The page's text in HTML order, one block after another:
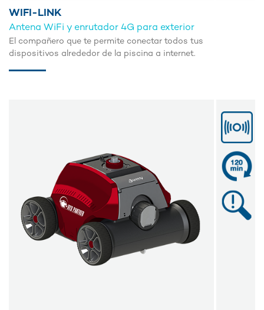
WIFI-LINK
Antena WiFi y enrutador 4G para exterior
El compañero que te permite conectar todos tus
dispositivos alrededor de la piscina a internet.